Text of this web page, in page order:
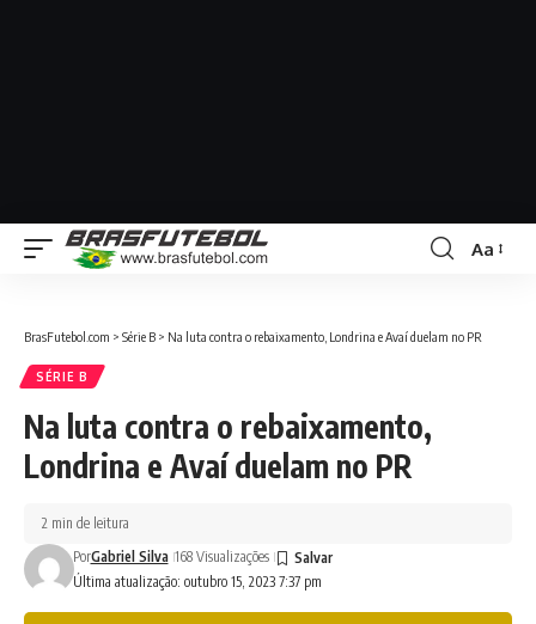
Aa
BrasFutebol.com > Série B > Na luta contra o rebaixamento, Londrina e Avaí duelam no PR
SÉRIE B
Na luta contra o rebaixamento,
Londrina e Avaí duelam no PR
Última atualização: outubro 15, 2023 7:37 pm
PorGabriel Silva 168 Visualizações
2 min de leitura